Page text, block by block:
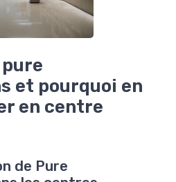
pure
et pourquoi en
en centre
de Pure